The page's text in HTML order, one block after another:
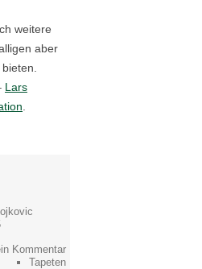
weitere
aber
Lars
Kommentar
Tapeten